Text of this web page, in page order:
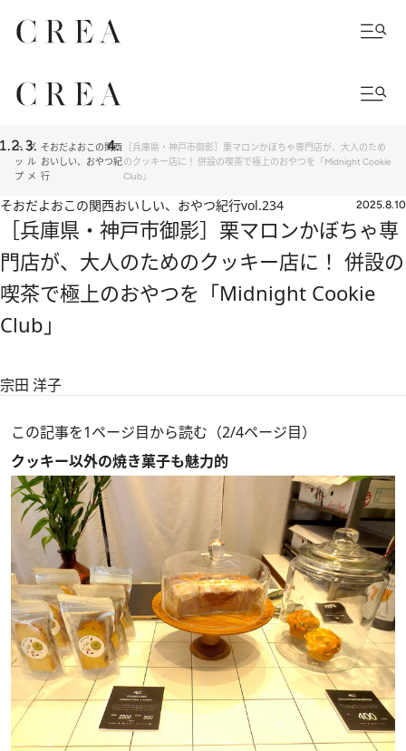
ト
ッ
プ
グ
ル
メ
そおだよおこの関西
おいしい、おやつ紀
行
［兵庫県・神戸市御影］栗マロンかぼちゃ専門店が、大人のため
のクッキー店に！ 併設の喫茶で極上のおやつを「Midnight Cookie
Club」
そおだよおこの関西おいしい、おやつ紀行vol.234 2025.8.10
［兵庫県・神戸市御影］栗マロンかぼちゃ専
門店が、大人のためのクッキー店に！ 併設の
喫茶で極上のおやつを「Midnight Cookie
Club」
宗田 洋子
この記事を1ページ目から読む（2/4ページ目）
クッキー以外の焼き菓子も魅力的